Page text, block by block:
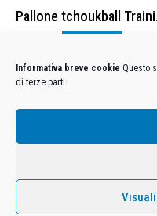
Informativa breve cookie Questo
di terze parti.
Condizioni
Euro 12.500.000 i.v. - C.F. e Iscr. Reg.